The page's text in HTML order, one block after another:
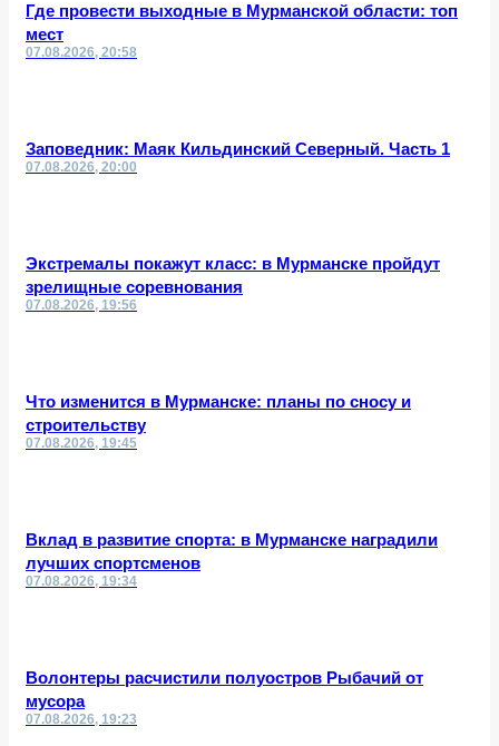
Где провести выходные в Мурманской области: топ
мест
07.08.2026, 20:58
Заповедник: Маяк Кильдинский Северный. Часть 1
07.08.2026, 20:00
Экстремалы покажут класс: в Мурманске пройдут
зрелищные соревнования
07.08.2026, 19:56
Что изменится в Мурманске: планы по сносу и
строительству
07.08.2026, 19:45
Вклад в развитие спорта: в Мурманске наградили
лучших спортсменов
07.08.2026, 19:34
Волонтеры расчистили полуостров Рыбачий от
мусора
07.08.2026, 19:23